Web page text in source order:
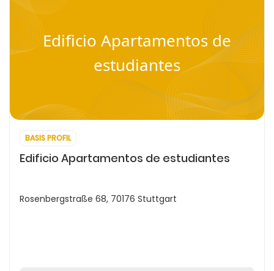
Edificio Apartamentos de
estudiantes
BASIS PROFIL
Edificio Apartamentos de estudiantes
Rosenbergstraße 68, 70176 Stuttgart